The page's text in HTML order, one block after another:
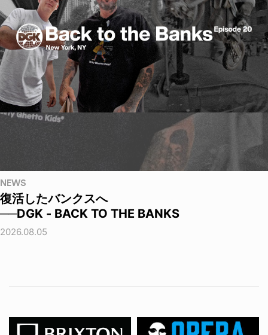
NEWS
復活したバンクスへ
──DGK - BACK TO THE BANKS
2026.08.05